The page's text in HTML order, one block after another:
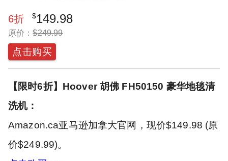
6折 $149.98
原价：$249.99
点击购买
【限时6折】Hoover 胡佛 FH50150 豪华地毯清
洗机：
Amazon.ca亚马逊加拿大官网，现价$149.98 (原
价$249.99)。